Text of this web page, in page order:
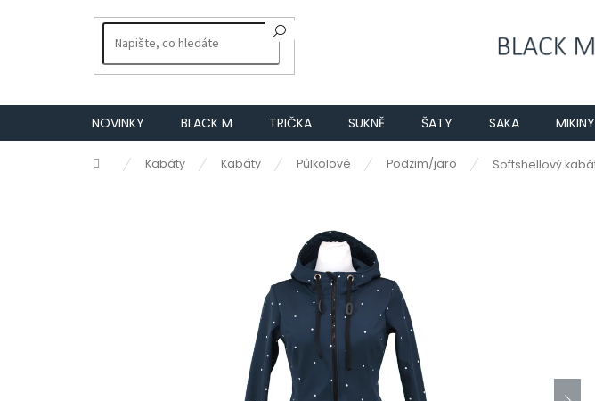
NOVINKY BLACK M TRIČKA SUKNĚ ŠATY SAKA MIKINY
Domů Kabáty Kabáty Půlkolové Podzim/jaro Softshellový